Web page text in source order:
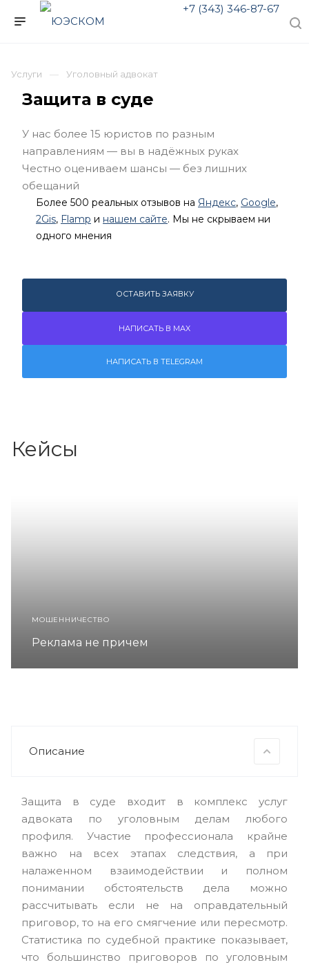
+7 (343) 346-87-67
Услуги Уголовный адвокат
Защита в суде
У нас более 15 юристов по разным
направлениям — вы в надёжных руках
Честно оцениваем шансы — без лишних
обещаний
Более 500 реальных отзывов на Яндекс, Google,
2Gis, Flamp и нашем сайте. Мы не скрываем ни
одного мнения
ОСТАВИТЬ ЗАЯВКУ
НАПИСАТЬ В MAX
НАПИСАТЬ В TELEGRAM
Кейсы
МОШЕННИЧЕСТВО
Реклама не причем
Описание
Защита в суде входит в комплекс услуг
адвоката по уголовным делам любого
профиля. Участие профессионала крайне
важно на всех этапах следствия, а при
налаженном взаимодействии и полном
понимании обстоятельств дела можно
рассчитывать если не на оправдательный
приговор, то на его смягчение или пересмотр.
Статистика по судебной практике показывает,
что большинство приговоров по уголовным